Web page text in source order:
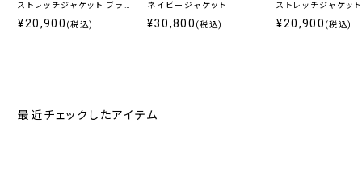
ストレッチジャケット ブラッ
ク
¥20,900 (税込)
ネイビージャケット
¥30,800 (税込)
ストレッチジャケッ
ー
¥20,900 (税込)
最近チェックしたアイテム